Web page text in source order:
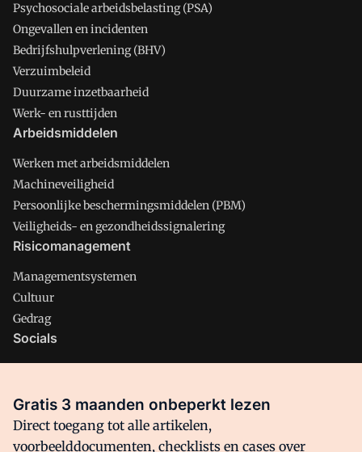
Psychosociale arbeidsbelasting (PSA)
Ongevallen en incidenten
Bedrijfshulpverlening (BHV)
Verzuimbeleid
Duurzame inzetbaarheid
Werk- en rusttijden
Arbeidsmiddelen
Werken met arbeidsmiddelen
Machineveiligheid
Persoonlijke beschermingsmiddelen (PBM)
Veiligheids- en gezondheidssignalering
Risicomanagement
Managementsystemen
Cultuur
Gedrag
Socials
Facebook
Gratis 3 maanden onbeperkt lezen
Direct toegang tot alle artikelen,
voorbeelddocumenten, checklists en cases over